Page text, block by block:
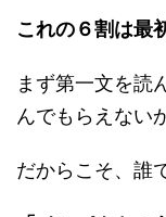
これの６割は最
まず第一文を読
んでもらえない
だからこそ、誰